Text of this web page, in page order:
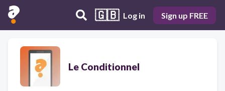
🇬🇧 Log in Sign up FREE
Le Conditionnel